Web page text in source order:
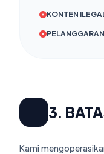
KONTEN
3.
Kami